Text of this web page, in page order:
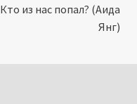
Кто из нас попал? (Аида
Янг)